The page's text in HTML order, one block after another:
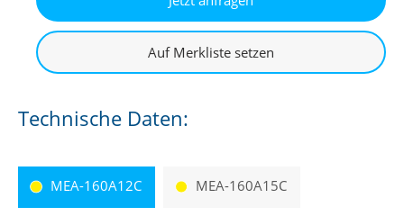
Technische Daten:
MEA-160A12C MEA-160A15C